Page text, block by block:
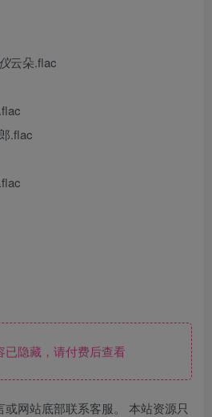
云朵.flac
.flac
隐藏，请付费后查看
网站底部联系客服。 本站资源只